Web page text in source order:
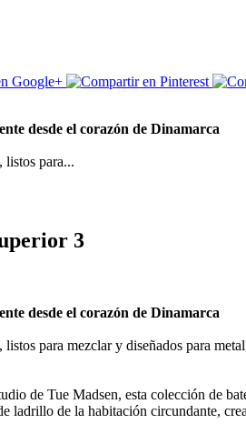
desde el corazón de Dinamarca
listos para...
3
desde el corazón de Dinamarca
para mezclar y diseñados para
de Tue Madsen, esta colección de
ladrillo de la habitación circundante,